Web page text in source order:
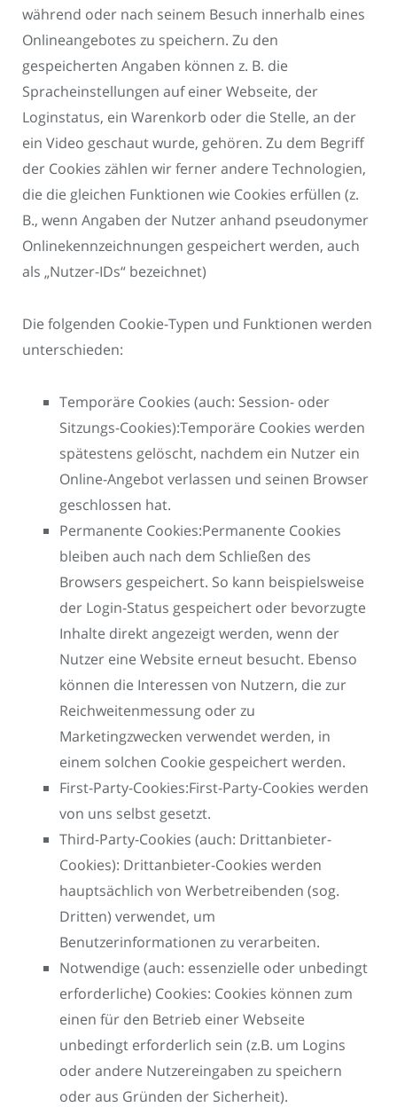
während oder nach seinem Besuch innerhalb eines
Onlineangebotes zu speichern. Zu den
gespeicherten Angaben können z. B. die
Spracheinstellungen auf einer Webseite, der
Loginstatus, ein Warenkorb oder die Stelle, an der
ein Video geschaut wurde, gehören. Zu dem Begriff
der Cookies zählen wir ferner andere Technologien,
die die gleichen Funktionen wie Cookies erfüllen (z.
B., wenn Angaben der Nutzer anhand pseudonymer
Onlinekennzeichnungen gespeichert werden, auch
als „Nutzer-IDs“ bezeichnet)
Die folgenden Cookie-Typen und Funktionen werden
unterschieden:
Temporäre Cookies (auch: Session- oder
Sitzungs-Cookies):Temporäre Cookies werden
spätestens gelöscht, nachdem ein Nutzer ein
Online-Angebot verlassen und seinen Browser
geschlossen hat.
Permanente Cookies:Permanente Cookies
bleiben auch nach dem Schließen des
Browsers gespeichert. So kann beispielsweise
der Login-Status gespeichert oder bevorzugte
Inhalte direkt angezeigt werden, wenn der
Nutzer eine Website erneut besucht. Ebenso
können die Interessen von Nutzern, die zur
Reichweitenmessung oder zu
Marketingzwecken verwendet werden, in
einem solchen Cookie gespeichert werden.
First-Party-Cookies:First-Party-Cookies werden
von uns selbst gesetzt.
Third-Party-Cookies (auch: Drittanbieter-
Cookies): Drittanbieter-Cookies werden
hauptsächlich von Werbetreibenden (sog.
Dritten) verwendet, um
Benutzerinformationen zu verarbeiten.
Notwendige (auch: essenzielle oder unbedingt
erforderliche) Cookies: Cookies können zum
einen für den Betrieb einer Webseite
unbedingt erforderlich sein (z.B. um Logins
oder andere Nutzereingaben zu speichern
oder aus Gründen der Sicherheit).